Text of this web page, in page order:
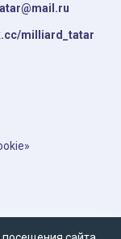
milliard_tatar